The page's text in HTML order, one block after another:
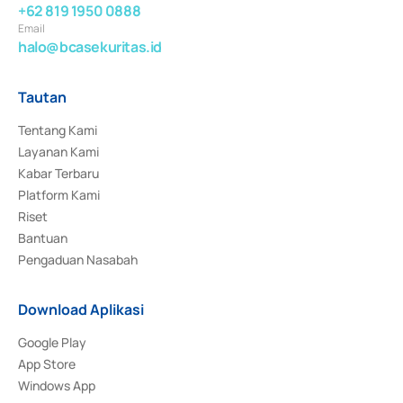
+62 819 1950 0888
Email
halo@bcasekuritas.id
Tautan
Tentang Kami
Layanan Kami
Kabar Terbaru
Platform Kami
Riset
Bantuan
Pengaduan Nasabah
Download Aplikasi
Google Play
App Store
Windows App